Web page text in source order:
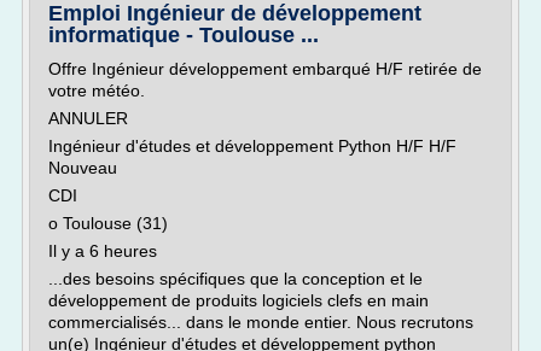
Emploi Ingénieur de développement
informatique - Toulouse ...
Offre Ingénieur développement embarqué H/F retirée de
votre météo.
ANNULER
Ingénieur d'études et développement Python H/F H/F
Nouveau
CDI
o Toulouse (31)
Il y a 6 heures
...des besoins spécifiques que la conception et le
développement de produits logiciels clefs en main
commercialisés... dans le monde entier. Nous recrutons
un(e) Ingénieur d'études et développement python